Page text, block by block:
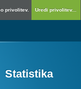
privolitev. Uredi privolitev...
Statistika